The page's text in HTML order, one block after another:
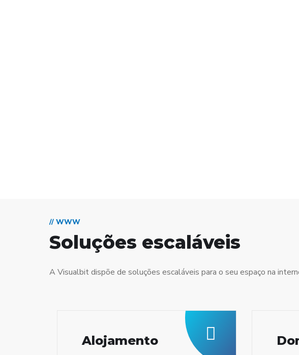
// WWW
Soluções escaláveis
A Visualbit dispõe de soluções escaláveis para o seu espaço na
Alojamento